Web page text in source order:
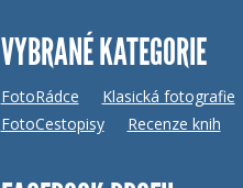
VYBRANÉ KATEGORIE
FotoRádce Klasická fotografie
FotoCestopisy
Recenze knih